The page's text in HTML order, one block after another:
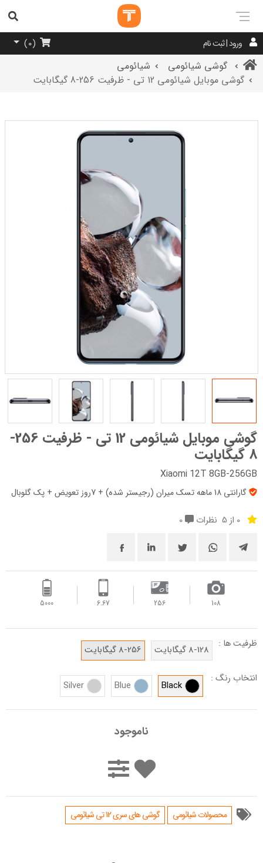
ورود | ثبت نام (
0
)
گوشی شیائومی
شیائومی
گوشی موبایل شیائومی 12 تی - ظرفیت 256-8 گیگابایت
گوشی موبایل شیائومی 12 تی - ظرفیت 256-
8 گیگابایت
Xiaomi 12T 8GB-256GB
گارانتی 18 ماهه تسک میران (رجیستر شده) + 7روز تعویض + پک‌ گلوبال
0 از 5 نظرات
108
256
6.67
5000
ظرفیت ها : 8-128 گیگابایت 8-256 گیگابایت
انتخاب رنگ :
Black
Blue
Silver
ناموجود
محصولات شیائومی گوشی های سری 12 تی شیائومی